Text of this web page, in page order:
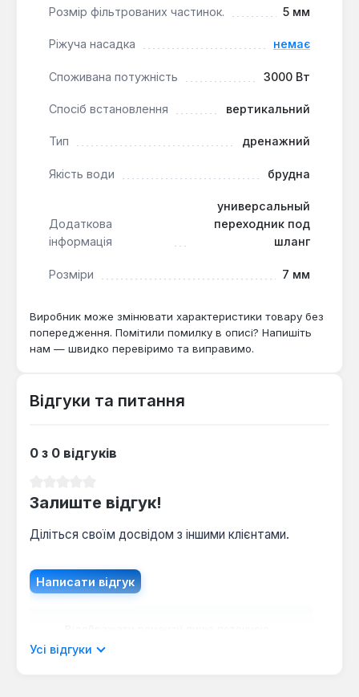
температурою до 35°C. Його продуктивність 6
його ефективним для осушення невеликих об'єктів
та організації поливу.
Розмір фільтрованих частинок. 5 мм
Ріжуча насадка немає
Споживана потужність 3000 Вт
Спосіб встановлення вертикальний
Тип дренажний
Якість води брудна
Додаткова
інформація
универсальный
переходник под
шланг
Розміри 7 мм
Виробник може змінювати характеристики товару без
попередження. Помітили помилку в описі? Напишіть
нам — швидко перевіримо та виправимо.
Відгуки та питання
0 з 0 відгуків
Залиште відгук!
Діліться своїм досвідом з іншими клієнтами.
Написати відгук
мовою.
Усі відгуки